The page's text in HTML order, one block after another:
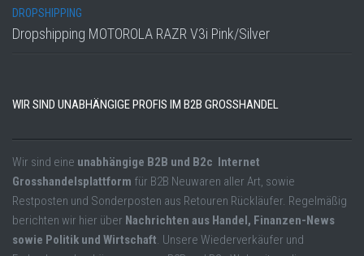
DROPSHIPPING
Dropshipping MOTOROLA RAZR V3i Pink/Silver
WIR SIND UNABHÄNGIGE PROFIS IM B2B GROSSHANDEL
Wir sind eine unabhängige B2B und B2c Internet
Grosshandelsplattform für B2B Neuwaren aller Art, sowie
Restposten und Sonderposten aus Retouren Rückläufer. Regelmäßig
berichten wir hier über Nachrichten aus Handel, Finanzen-News
sowie Politik und Wirtschaft. Unsere Wiederverkäufer und